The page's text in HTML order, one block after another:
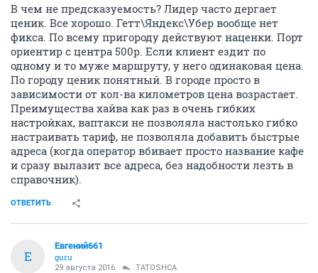
В чем не предсказуемость? Лидер часто дергает
ценик. Все хорошо. Гетт\Яндекс\Убер вообще нет
фикса. По всему пригороду действуют наценки. Порт
ориентир с центра 500р. Если клиент ездит по
одному и то муже маршруту, у него одинаковая цена.
По городу ценик понятный. В городе просто в
зависимости от кол-ва километров цена возрастает.
Преимущества хайва как раз в очень гибких
настройках, ваптакси не позволяла настолько гибко
настраивать тариф, не позволяла добавить быстрые
адреса (когда оператор вбивает просто название кафе
и сразу вылазит все адреса, без надобности лезть в
справочник).
ОТВЕТИТЬ
Е
Евгений661
guru
29 августа 2016 TATOSHCA